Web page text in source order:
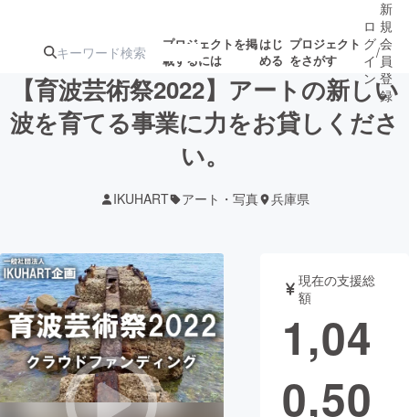
プロジェクトを掲
載するには
はじ
める
プロジェクト
をさがす
注目の新着プロ
テクノロジー・ガジェット
映像・映画 書籍・雑誌
ビジネス・起業 チャレンジ
ロ
グ
イ
ン
/
新
規
会
員
登
録
【育波芸術祭2022】アートの新しい
波を育てる事業に力をお貸しくださ
い。
IKUHART アート・写真 兵庫県
現在の支援総
額
1,04
0,50